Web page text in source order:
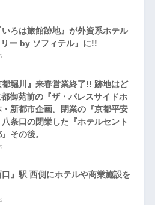
ろは旅館跡地』が外資系ホテル
リー by ソフィテル』に!!
都堀川』来春営業終了!! 跡地はど
御苑前の『ザ・パレスサイドホ
新都市企画。閉業の『京都平安
条口の閉業した『ホテルセント
その後。
口』駅 西側にホテルや商業施設を